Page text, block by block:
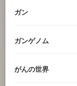
ガン
ガンゲノム
がんの世界